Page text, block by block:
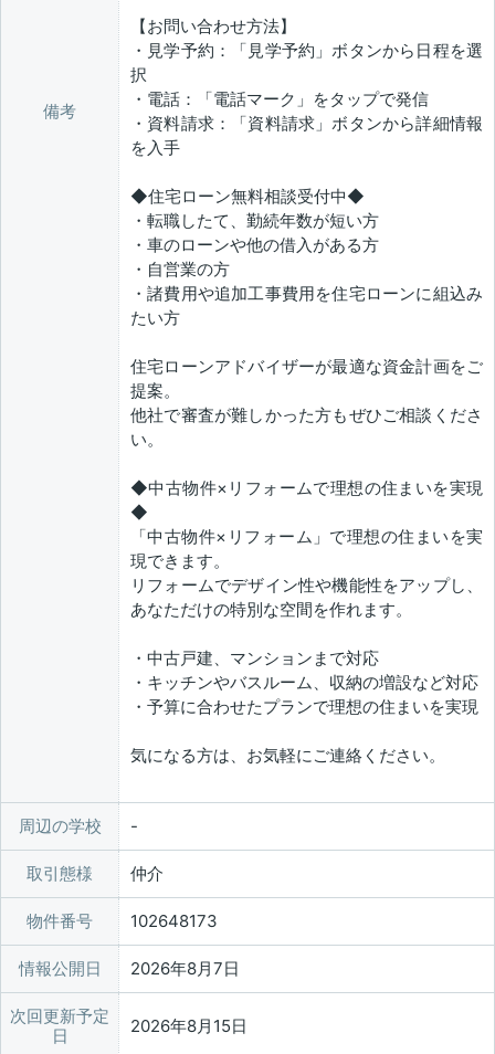
備考
【お問い合わせ方法】
・見学予約：「見学予約」ボタンから日程を選
択
・電話：「電話マーク」をタップで発信
・資料請求：「資料請求」ボタンから詳細情報
を入手
◆住宅ローン無料相談受付中◆
・転職したて、勤続年数が短い方
・車のローンや他の借入がある方
・自営業の方
・諸費用や追加工事費用を住宅ローンに組込み
たい方
住宅ローンアドバイザーが最適な資金計画をご
提案。
他社で審査が難しかった方もぜひご相談くださ
い。
◆中古物件×リフォームで理想の住まいを実現
◆
「中古物件×リフォーム」で理想の住まいを実
現できます。
リフォームでデザイン性や機能性をアップし、
あなただけの特別な空間を作れます。
・中古戸建、マンションまで対応
・キッチンやバスルーム、収納の増設など対応
・予算に合わせたプランで理想の住まいを実現
気になる方は、お気軽にご連絡ください。
周辺の学校
取引態様 仲介
物件番号 102648173
情報公開日 2026年8月7日
次回更新予定
日
2026年8月15日